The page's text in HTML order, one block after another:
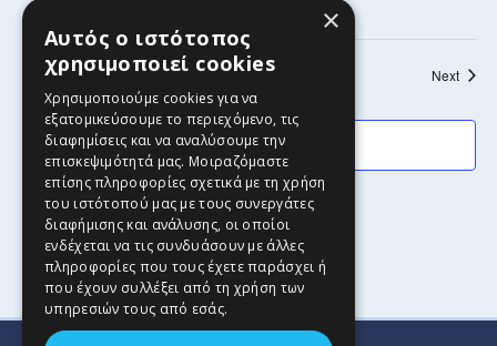
PreviousEvents Today Next
Subscribe to calendar
×
Αυτός ο ιστότοπος
χρησιμοποιεί cookies
Χρησιμοποιούμε cookies για να
εξατομικεύσουμε το περιεχόμενο, τις
διαφημίσεις και να αναλύσουμε την
επισκεψιμότητά μας. Μοιραζόμαστε
επίσης πληροφορίες σχετικά με τη χρήση
του ιστότοπού μας με τους συνεργάτες
διαφήμισης και ανάλυσης, οι οποίοι
ενδέχεται να τις συνδυάσουν με άλλες
πληροφορίες που τους έχετε παράσχει ή
που έχουν συλλέξει από τη χρήση των
υπηρεσιών τους από εσάς.